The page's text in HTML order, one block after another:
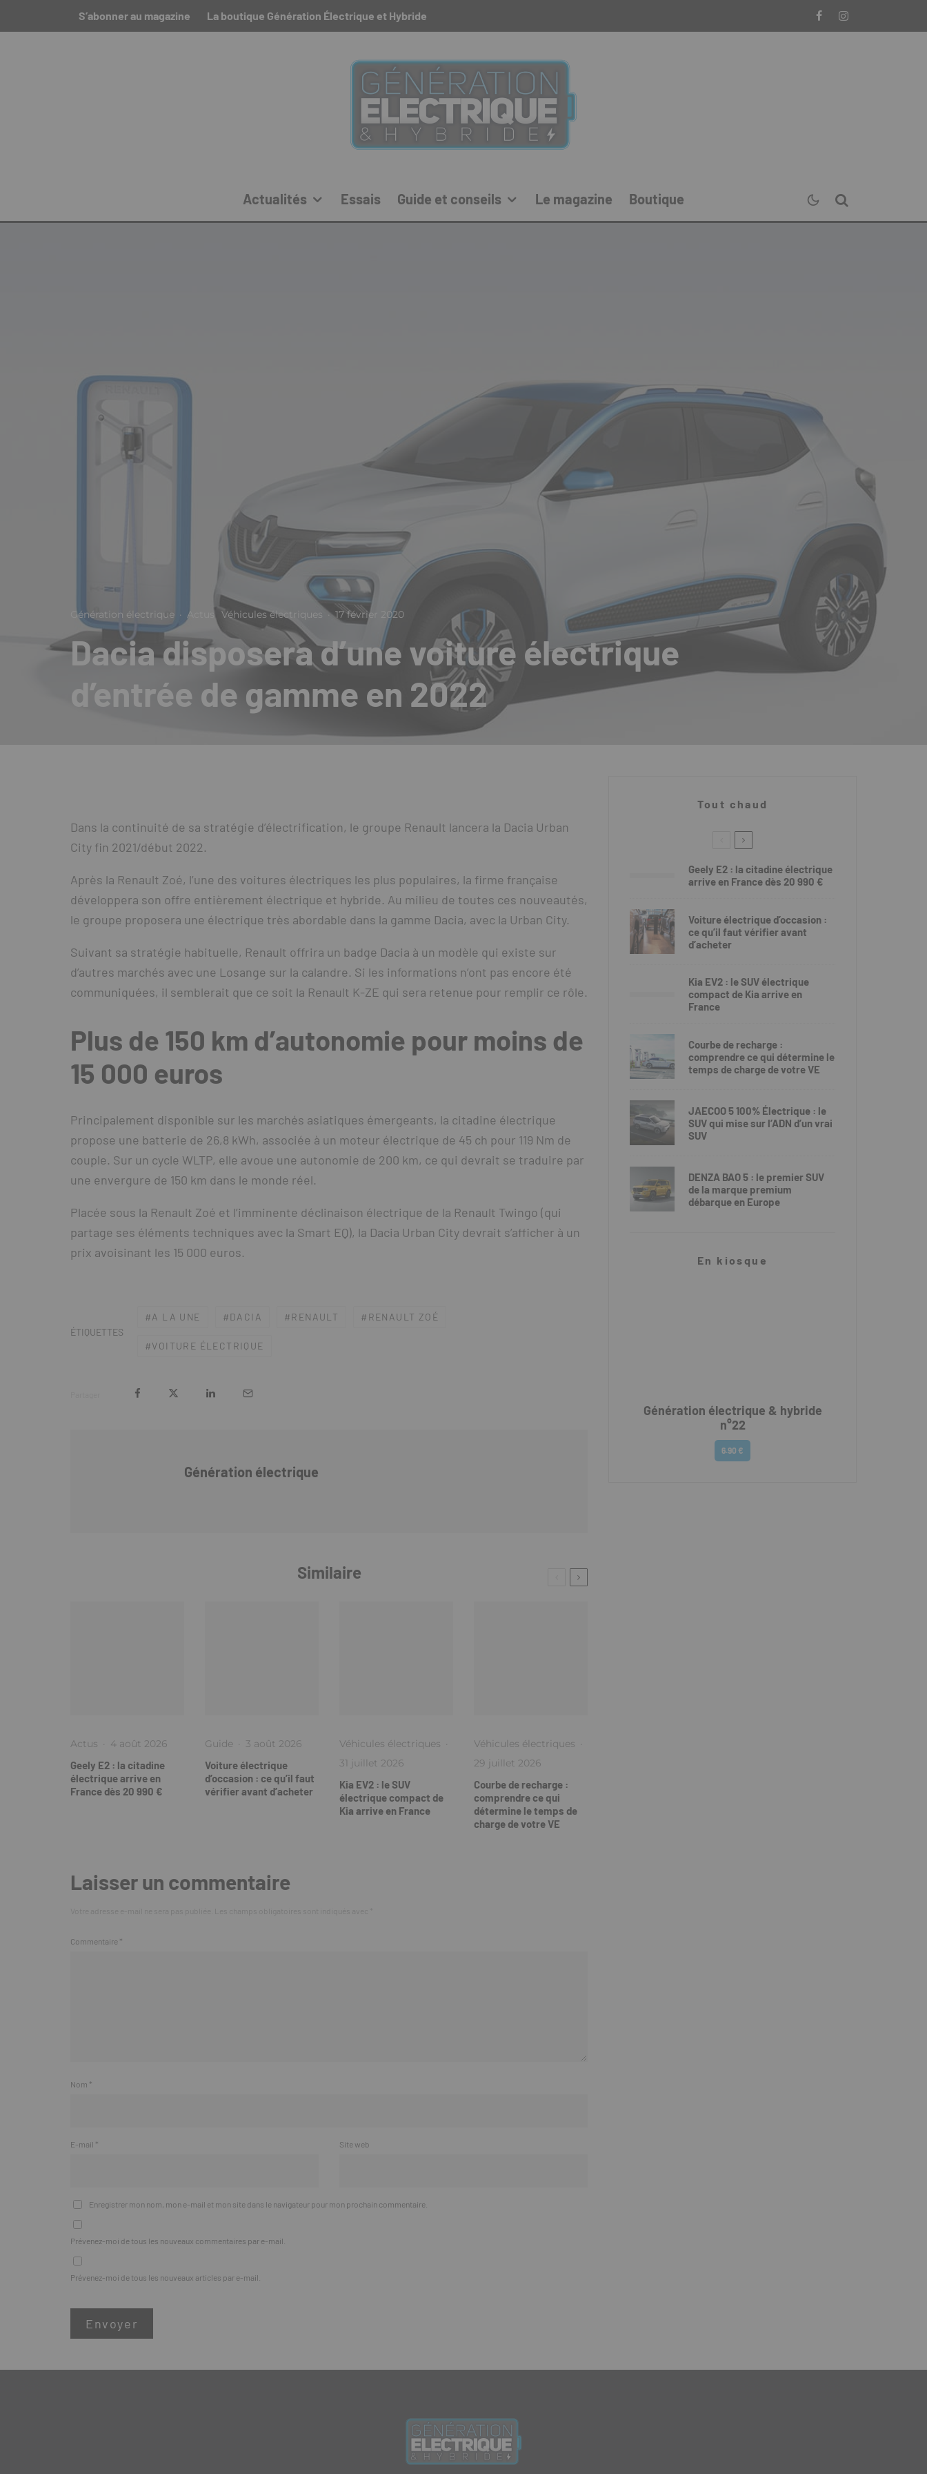
S’abonner au magazine La boutique Génération Électrique et Hybride
Actualités Essais Guide et conseils Le magazine Boutique
Génération électrique · Actus Véhicules électriques · 17 février 2020
Dacia disposera d’une voiture électrique
d’entrée de gamme en 2022
Dans la continuité de sa stratégie d’électrification, le groupe Renault lancera la Dacia Urban
City fin 2021/début 2022.
Après la Renault Zoé, l’une des voitures électriques les plus populaires, la firme française
développera son offre entièrement électrique et hybride. Au milieu de toutes ces nouveautés,
le groupe proposera une électrique très abordable dans la gamme Dacia, avec la Urban City.
Suivant sa stratégie habituelle, Renault offrira un badge Dacia à un modèle qui existe sur
d’autres marchés avec une Losange sur la calandre. Si les informations n’ont pas encore été
communiquées, il semblerait que ce soit la Renault K-ZE qui sera retenue pour remplir ce rôle.
Plus de 150 km d’autonomie pour moins de
15 000 euros
Principalement disponible sur les marchés asiatiques émergeants, la citadine électrique
propose une batterie de 26,8 kWh, associée à un moteur électrique de 45 ch pour 119 Nm de
couple. Sur un cycle WLTP, elle avoue une autonomie de 200 km, ce qui devrait se traduire par
une envergure de 150 km dans le monde réel.
Placée sous la Renault Zoé et l’imminente déclinaison électrique de la Renault Twingo (qui
partage ses éléments techniques avec la Smart EQ), la Dacia Urban City devrait s’afficher à un
prix avoisinant les 15 000 euros.
ÉTIQUETTES
A LA UNE DACIA RENAULT RENAULT ZOÉ
VOITURE ÉLECTRIQUE
Génération électrique
Similaire
Actus · 4 août 2026
Geely E2 : la citadine
électrique arrive en
France dès 20 990 €
Guide · 3 août 2026
Voiture électrique
d’occasion : ce qu’il faut
vérifier avant d’acheter
Véhicules électriques ·
31 juillet 2026
Kia EV2 : le SUV
électrique compact de
Kia arrive en France
Véhicules électriques ·
29 juillet 2026
Courbe de recharge :
comprendre ce qui
détermine le temps de
charge de votre VE
Laisser un commentaire
Commentaire *
Nom *
E-mail * Site web
Enregistrer mon nom, mon e-mail et mon site dans le navigateur pour mon prochain commentaire.
Prévenez-moi de tous les nouveaux commentaires par e-mail.
Prévenez-moi de tous les nouveaux articles par e-mail.
Tout chaud
Geely E2 : la citadine électrique
arrive en France dès 20 990 €
Voiture électrique d’occasion :
ce qu’il faut vérifier avant
d’acheter
Kia EV2 : le SUV électrique
compact de Kia arrive en
France
Courbe de recharge :
comprendre ce qui détermine le
temps de charge de votre VE
JAECOO 5 100% Électrique : le
SUV qui mise sur l’ADN d’un vrai
SUV
DENZA BAO 5 : le premier SUV
de la marque premium
débarque en Europe
En kiosque
Génération électrique & hybride
n°22
6.90 €